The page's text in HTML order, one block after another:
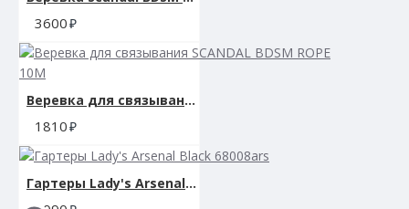
3600
Веревка для связывания SCANDAL BDSM ROPE 10M
1810
Гартеры Lady's Arsenal Black 68008ars